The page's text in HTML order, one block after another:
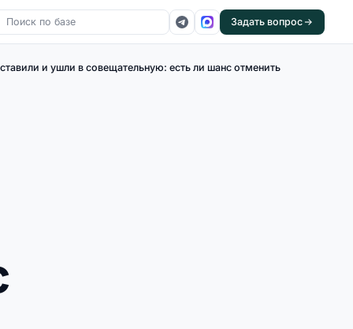
Задать вопрос
и ушли в совещательную: есть ли шанс отменить